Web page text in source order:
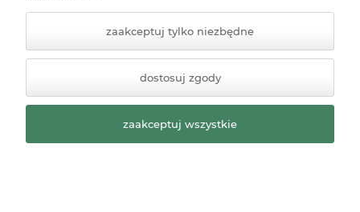
Styl graficzny ShopGadget.pl
Sklep internetowy Shoper
Premium
zaakceptuj tylko niezbędne
dostosuj zgody
zaakceptuj wszystkie